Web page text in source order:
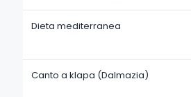
Dieta mediterranea
Canto a klapa (Dalmazia)